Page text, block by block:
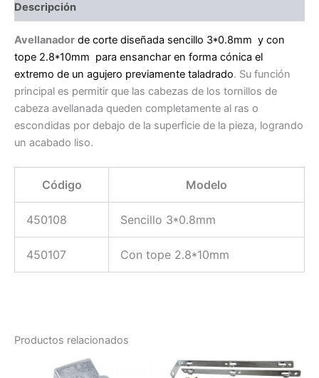
Descripción
Avellanador de corte diseñada sencillo 3*0.8mm y con
tope 2.8*10mm para ensanchar en forma cónica el
extremo de un agujero previamente taladrado. Su función
principal es permitir que las cabezas de los tornillos de
cabeza avellanada queden completamente al ras o
escondidas por debajo de la superficie de la pieza, logrando
un acabado liso.
Código Modelo
450108 Sencillo 3*0.8mm
450107 Con tope 2.8*10mm
Productos relacionados